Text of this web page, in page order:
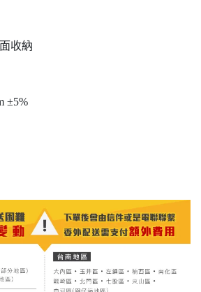
收納
±5%